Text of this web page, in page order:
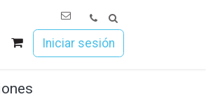
Iniciar sesión